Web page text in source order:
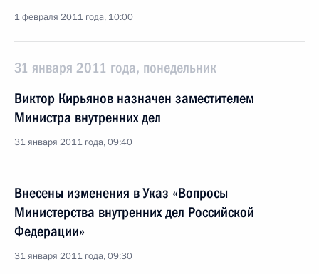
1 февраля 2011 года, 10:00
31 января 2011 года, понедельник
Виктор Кирьянов назначен заместителем
Министра внутренних дел
31 января 2011 года, 09:40
Внесены изменения в Указ «Вопросы
Министерства внутренних дел Российской
Федерации»
31 января 2011 года, 09:30